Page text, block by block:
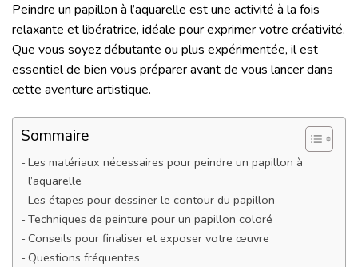
Peindre un papillon à l’aquarelle est une activité à la fois
relaxante et libératrice, idéale pour exprimer votre créativité.
Que vous soyez débutante ou plus expérimentée, il est
essentiel de bien vous préparer avant de vous lancer dans
cette aventure artistique.
Sommaire
Les matériaux nécessaires pour peindre un papillon à
l’aquarelle
Les étapes pour dessiner le contour du papillon
Techniques de peinture pour un papillon coloré
Conseils pour finaliser et exposer votre œuvre
Questions fréquentes